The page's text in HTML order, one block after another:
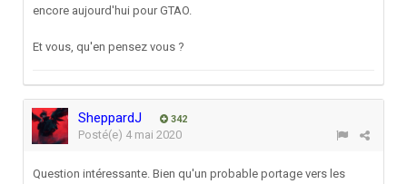
encore aujourd'hui pour GTAO.
Et vous, qu'en pensez vous ?
SheppardJ 342
Posté(e) 4 mai 2020
Question intéressante. Bien qu'un probable portage vers les